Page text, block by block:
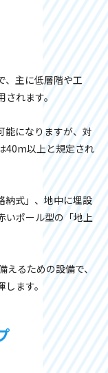
、主に低層階や工
されます。
能になりますが、対
40m以上と規定され
納式」、地中に埋設
いポール型の「地上
えるための設備で、
します。